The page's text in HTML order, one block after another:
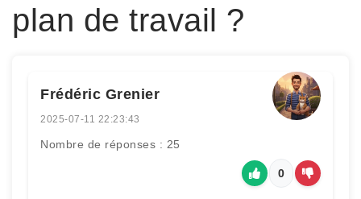
plan de travail ?
Frédéric Grenier
2025-07-11 22:23:43
Nombre de réponses : 25
0